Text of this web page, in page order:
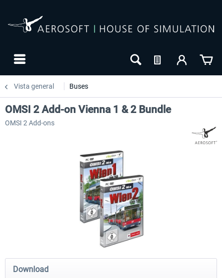
Vista general Buses
OMSI 2 Add-on Valiant Citybus 7700
Hybrid
OMSI 2 Add-on IVECO Bus
OMSI 2 Add-on Vienna 1 & 2 Bundle
OMSI 2 Add-ons
Download